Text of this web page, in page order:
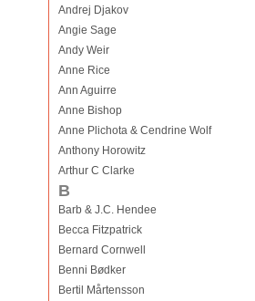
Andrej Djakov
Angie Sage
Andy Weir
Anne Rice
Ann Aguirre
Anne Bishop
Anne Plichota & Cendrine Wolf
Anthony Horowitz
Arthur C Clarke
B
Barb & J.C. Hendee
Becca Fitzpatrick
Bernard Cornwell
Benni Bødker
Bertil Mårtensson